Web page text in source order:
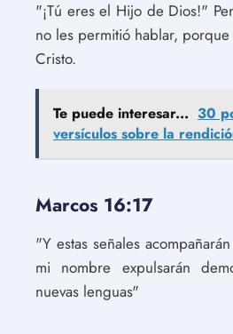
"¡Tú eres el Hijo de Dios!"
no les permitió hablar,
Cristo.
Te puede interesar... 30
versículos sobre la
Marcos 16:17
"Y estas señales
mi nombre expulsarán
nuevas lenguas"